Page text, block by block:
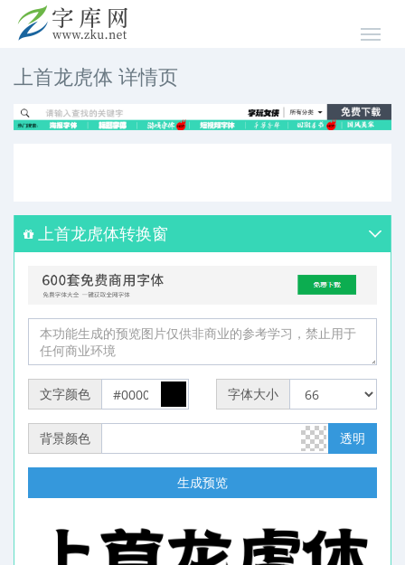
上首龙虎体 详情页
上首龙虎体转换窗
文字颜色 字体大小
背景颜色 透明
生成预览